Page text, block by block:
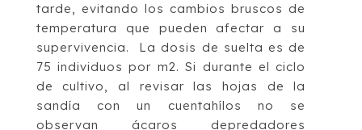
tarde, evitando los cambios bruscos de
temperatura que pueden afectar a su
supervivencia. La dosis de suelta es de
75 individuos por m2. Si durante el ciclo
de cultivo, al revisar las hojas de la
sandía con un cuentahílos no se
observan ácaros depredadores